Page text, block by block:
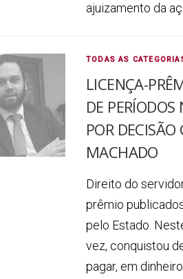
ajuizamento da
TODAS AS
LICENÇA-
DE
POR
MACHADO
Direito do
prêmio
pelo Estado.
vez, conquistou
pagar, em